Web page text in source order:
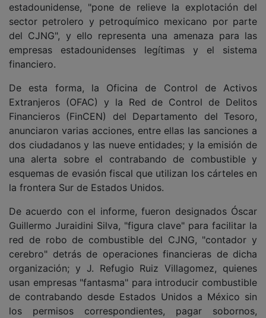
estadounidense, "pone de relieve la explotación del
sector petrolero y petroquímico mexicano por parte
del CJNG", y ello representa una amenaza para las
empresas estadounidenses legítimas y el sistema
financiero.
De esta forma, la Oficina de Control de Activos
Extranjeros (OFAC) y la Red de Control de Delitos
Financieros (FinCEN) del Departamento del Tesoro,
anunciaron varias acciones, entre ellas las sanciones a
dos ciudadanos y las nueve entidades; y la emisión de
una alerta sobre el contrabando de combustible y
esquemas de evasión fiscal que utilizan los cárteles en
la frontera Sur de Estados Unidos.
De acuerdo con el informe, fueron designados Óscar
Guillermo Juraidini Silva, "figura clave" para facilitar la
red de robo de combustible del CJNG, "contador y
cerebro" detrás de operaciones financieras de dicha
organización; y J. Refugio Ruiz Villagomez, quienes
usan empresas "fantasma" para introducir combustible
de contrabando desde Estados Unidos a México sin
los permisos correspondientes, pagar sobornos,